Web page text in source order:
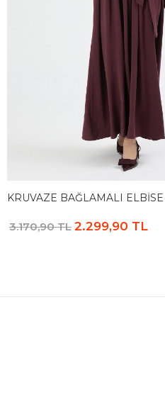
KRUVAZE BAĞLAMALI
3.170,90 TL 2.299,90 TL